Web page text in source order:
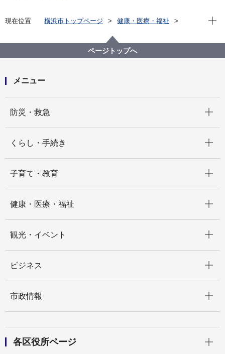
現在位置 横浜市トップページ
健康・医療・福祉
障害福祉サービス・制度一覧
医療給付・助成等
自立支援医療（更生医療）の給付
現在
ページトップへ
メニュー
防災・救急
くらし・手続き
子育て・教育
健康・医療・福祉
観光・イベント
ビジネス
市政情報
各区役所ページ